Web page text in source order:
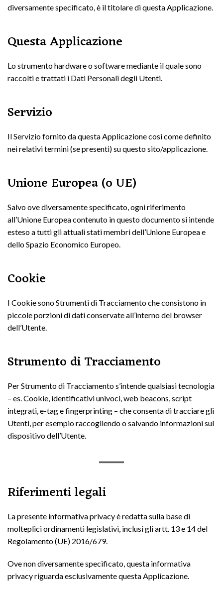
diversamente specificato, è il titolare di questa Applicazione.
Questa Applicazione
Lo strumento hardware o software mediante il quale sono
raccolti e trattati i Dati Personali degli Utenti.
Servizio
Il Servizio fornito da questa Applicazione così come definito
nei relativi termini (se presenti) su questo sito/applicazione.
Unione Europea (o UE)
Salvo ove diversamente specificato, ogni riferimento
all’Unione Europea contenuto in questo documento si intende
esteso a tutti gli attuali stati membri dell’Unione Europea e
dello Spazio Economico Europeo.
Cookie
I Cookie sono Strumenti di Tracciamento che consistono in
piccole porzioni di dati conservate all’interno del browser
dell’Utente.
Strumento di Tracciamento
Per Strumento di Tracciamento s’intende qualsiasi tecnologia
– es. Cookie, identificativi univoci, web beacons, script
integrati, e-tag e fingerprinting – che consenta di tracciare gli
Utenti, per esempio raccogliendo o salvando informazioni sul
dispositivo dell’Utente.
Riferimenti legali
La presente informativa privacy è redatta sulla base di
molteplici ordinamenti legislativi, inclusi gli artt. 13 e 14 del
Regolamento (UE) 2016/679.
Ove non diversamente specificato, questa informativa
privacy riguarda esclusivamente questa Applicazione.